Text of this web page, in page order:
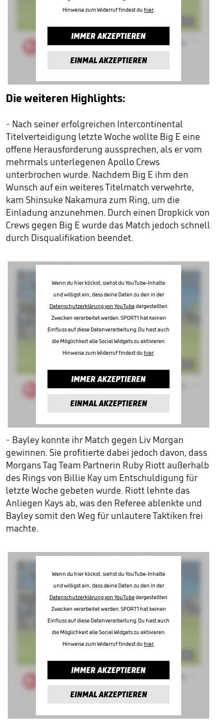
Hinweise zum Widerruf findest du hier.
IMMER AKZEPTIEREN
EINMAL AKZEPTIEREN
Die weiteren Highlights:
- Nach seiner erfolgreichen Intercontinental
Titelverteidigung letzte Woche wollte Big E eine
offene Herausforderung aussprechen, als er vom
mehrmals unterlegenen Apollo Crews
unterbrochen wurde. Nachdem Big E ihm den
Wunsch auf ein weiteres Titelmatch verwehrte,
kam Shinsuke Nakamura zum Ring, um die
Einladung anzunehmen. Durch einen Dropkick von
Crews gegen Big E wurde das Match jedoch schnell
durch Disqualifikation beendet.
Wenn du hier klickst, siehst du YouTube-Inhalte
und willigst ein, dass deine Daten zu den in der
Datenschutzerklärung von YouTubedargestellten
Zwecken verarbeitet werden. SPORT1 hat keinen
Einfluss auf diese Datenverarbeitung. Du hast auch
die Möglichkeit alle Social Widgets zu aktivieren.
Hinweise zum Widerruf findest du hier.
IMMER AKZEPTIEREN
EINMAL AKZEPTIEREN
- Bayley konnte ihr Match gegen Liv Morgan
gewinnen. Sie profitierte dabei jedoch davon, dass
Morgans Tag Team Partnerin Ruby Riott außerhalb
des Rings von Billie Kay um Entschuldigung für
letzte Woche gebeten wurde. Riott lehnte das
Anliegen Kays ab, was den Referee ablenkte und
Bayley somit den Weg für unlautere Taktiken frei
machte.
Wenn du hier klickst, siehst du YouTube-Inhalte
und willigst ein, dass deine Daten zu den in der
Datenschutzerklärung von YouTubedargestellten
Zwecken verarbeitet werden. SPORT1 hat keinen
Einfluss auf diese Datenverarbeitung. Du hast auch
die Möglichkeit alle Social Widgets zu aktivieren.
Hinweise zum Widerruf findest du hier.
IMMER AKZEPTIEREN
EINMAL AKZEPTIEREN